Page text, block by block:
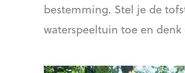
bestemming. Stel je de
waterspeeltuin toe en